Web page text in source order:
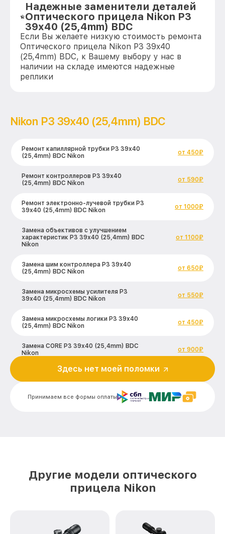
Надежные заменители деталей
Оптического прицела Nikon P3
39x40 (25,4mm) BDC
Если Вы желаете низкую стоимость ремонта
Оптического прицела Nikon P3 39x40
(25,4mm) BDC, к Вашему выбору у нас в
наличии на складе имеются надежные
реплики
Nikon P3 39x40 (25,4mm) BDC
Ремонт капиллярной трубки P3 39x40
(25,4mm) BDC Nikon
от 450₽
Ремонт контроллеров P3 39x40
(25,4mm) BDC Nikon
от 590₽
Ремонт электронно-лучевой трубки P3
39x40 (25,4mm) BDC Nikon
от 1000₽
Замена объективов с улучшением
характеристик P3 39x40 (25,4mm) BDC
Nikon
от 1100₽
Замена шим контроллера P3 39x40
(25,4mm) BDC Nikon
от 650₽
Замена микросхемы усилителя P3
39x40 (25,4mm) BDC Nikon
от 550₽
Замена микросхемы логики P3 39x40
(25,4mm) BDC Nikon
от 450₽
Замена CORE P3 39x40 (25,4mm) BDC
Nikon
от 900₽
Ремонт встроенного дальнометра и
других устройств P3 39x40 (25,4mm)
от 750₽
Восстановление питания P3 39x40
(25,4mm) BDC Nikon
(25,4mm) BDC Nikon
Принимаем все формы оплаты
Здесь нет моей поломки
Другие модели оптического
прицела Nikon